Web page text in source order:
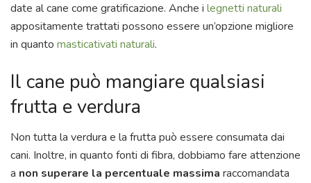
date al cane come gratificazione. Anche i legnetti naturali
appositamente trattati possono essere un’opzione migliore
in quanto masticativati naturali.
Il cane può mangiare qualsiasi
frutta e verdura
Non tutta la verdura e la frutta può essere consumata dai
cani. Inoltre, in quanto fonti di fibra, dobbiamo fare attenzione
a non superare la percentuale massima raccomandata